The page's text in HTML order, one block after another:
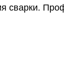
сварки.